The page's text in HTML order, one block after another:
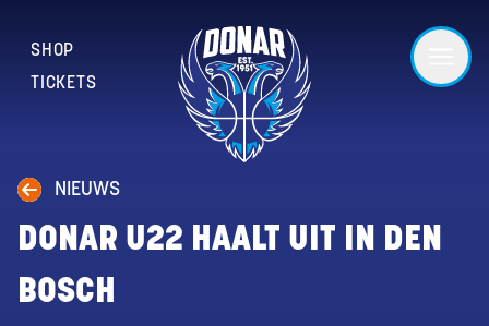
SHOP
TICKETS
NIEUWS
DONAR U22 HAALT UIT IN DEN
BOSCH